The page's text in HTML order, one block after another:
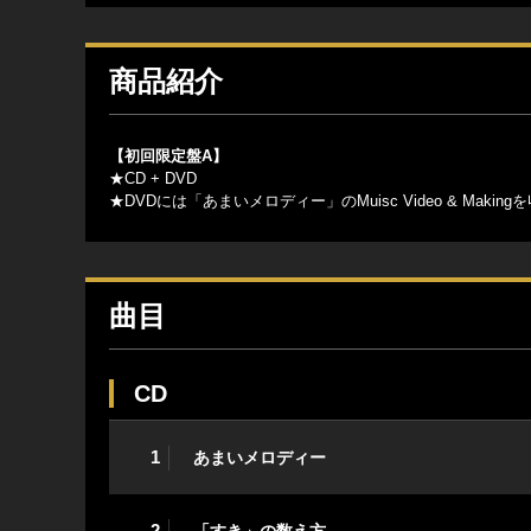
商品紹介
【初回限定盤A】
★CD + DVD
★DVDには「あまいメロディー」のMuisc Video & Makingを
曲目
CD
1 あまいメロディー